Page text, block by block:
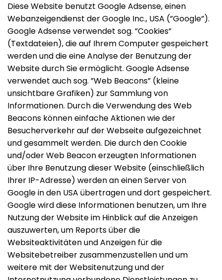
Diese Website benutzt Google Adsense, einen
Webanzeigendienst der Google Inc., USA (”Google”).
Google Adsense verwendet sog. ”Cookies”
(Textdateien), die auf Ihrem Computer gespeichert
werden und die eine Analyse der Benutzung der
Website durch Sie ermöglicht. Google Adsense
verwendet auch sog. ”Web Beacons” (kleine
unsichtbare Grafiken) zur Sammlung von
Informationen. Durch die Verwendung des Web
Beacons können einfache Aktionen wie der
Besucherverkehr auf der Webseite aufgezeichnet
und gesammelt werden. Die durch den Cookie
und/oder Web Beacon erzeugten Informationen
über Ihre Benutzung dieser Website (einschließlich
Ihrer IP-Adresse) werden an einen Server von
Google in den USA übertragen und dort gespeichert.
Google wird diese Informationen benutzen, um Ihre
Nutzung der Website im Hinblick auf die Anzeigen
auszuwerten, um Reports über die
Websiteaktivitäten und Anzeigen für die
Websitebetreiber zusammenzustellen und um
weitere mit der Websitenutzung und der